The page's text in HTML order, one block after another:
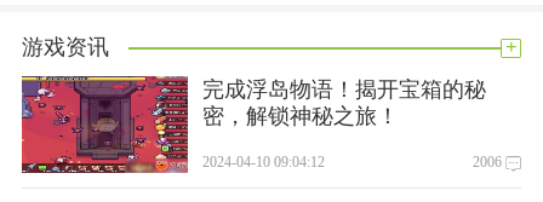
游戏资讯 +
完成浮岛物语！揭开宝箱的秘
密，解锁神秘之旅！
2024-04-10 09:04:12 2006